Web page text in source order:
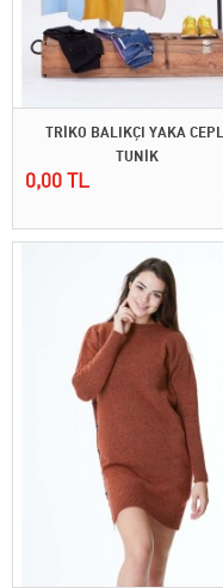
TRİKO BALIKÇI YAKA
TUNİK
0,00 TL